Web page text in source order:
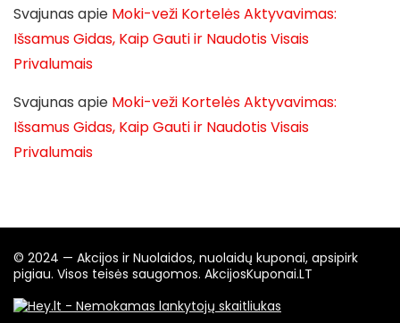
Svajunas apie Moki-veži Kortelės Aktyvavimas:
Išsamus Gidas, Kaip Gauti ir Naudotis Visais
Privalumais
Svajunas apie Moki-veži Kortelės Aktyvavimas:
Išsamus Gidas, Kaip Gauti ir Naudotis Visais
Privalumais
© 2024 — Akcijos ir Nuolaidos, nuolaidų kuponai, apsipirk
pigiau. Visos teisės saugomos. AkcijosKuponai.LT